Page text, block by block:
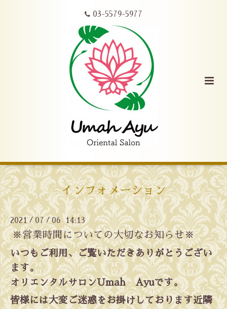
03-5579-5977
インフォメーション
2021/07/06 14:13
※営業時間についての大切なお知らせ※
いつもご利用、ご覧いただきありがとうござい
ます。
オリエンタルサロンUmah Ayuです。
皆様には大変ご迷惑をお掛けしております近隣